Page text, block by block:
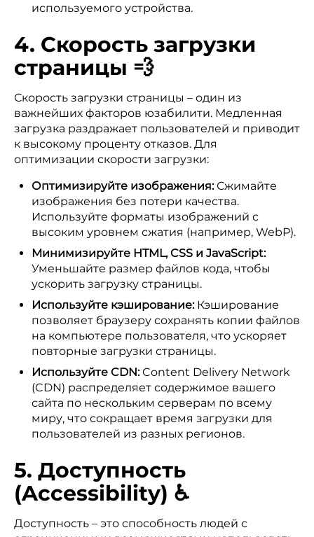
используемого устройства.
4. Скорость загрузки
страницы 💨
Скорость загрузки страницы – один из
важнейших факторов юзабилити. Медленная
загрузка раздражает пользователей и приводит
к высокому проценту отказов. Для
оптимизации скорости загрузки:
Оптимизируйте изображения:Сжимайте
изображения без потери качества.
Используйте форматы изображений с
высоким уровнем сжатия (например, WebP).
Минимизируйте HTML, CSS и JavaScript:
Уменьшайте размер файлов кода, чтобы
ускорить загрузку страницы.
Используйте кэширование:Кэширование
позволяет браузеру сохранять копии файлов
на компьютере пользователя, что ускоряет
повторные загрузки страницы.
Используйте CDN:Content Delivery Network
(CDN) распределяет содержимое вашего
сайта по нескольким серверам по всему
миру, что сокращает время загрузки для
пользователей из разных регионов.
5. Доступность
(Accessibility) ♿
Доступность – это способность людей с